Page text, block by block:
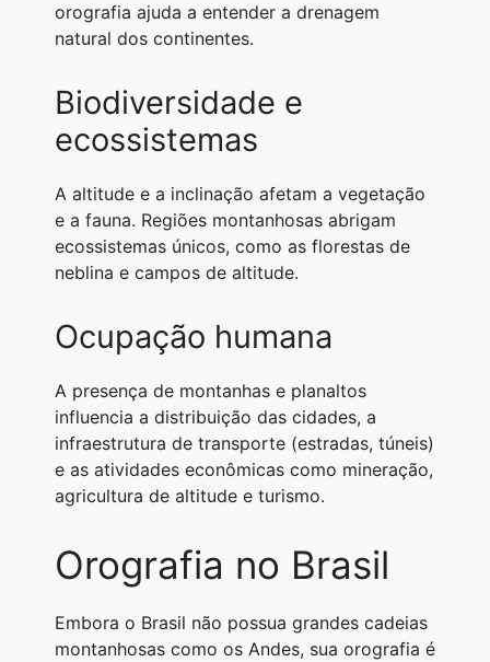
orografia ajuda a entender a drenagem
natural dos continentes.
Biodiversidade e
ecossistemas
A altitude e a inclinação afetam a vegetação
e a fauna. Regiões montanhosas abrigam
ecossistemas únicos, como as florestas de
neblina e campos de altitude.
Ocupação humana
A presença de montanhas e planaltos
influencia a distribuição das cidades, a
infraestrutura de transporte (estradas, túneis)
e as atividades econômicas como mineração,
agricultura de altitude e turismo.
Orografia no Brasil
Embora o Brasil não possua grandes cadeias
montanhosas como os Andes, sua orografia é